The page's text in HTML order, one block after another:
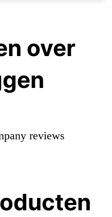
over
reviews